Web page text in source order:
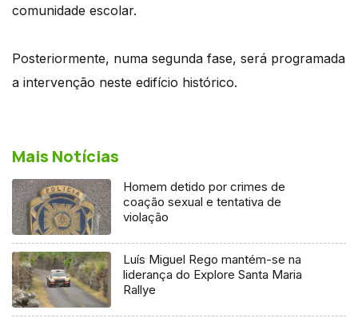
comunidade escolar.
Posteriormente, numa segunda fase, será programada
a intervenção neste edifício histórico.
Mais Notícias
Homem detido por crimes de
coação sexual e tentativa de
violação
Luís Miguel Rego mantém-se na
liderança do Explore Santa Maria
Rallye